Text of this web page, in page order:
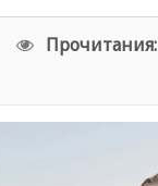
Прочитания: